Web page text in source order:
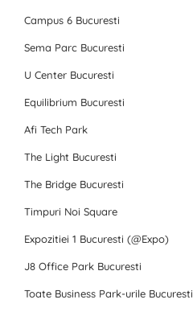
Campus 6 Bucuresti
Sema Parc Bucuresti
U Center Bucuresti
Equilibrium Bucuresti
Afi Tech Park
The Light Bucuresti
The Bridge Bucuresti
Timpuri Noi Square
Expozitiei 1 Bucuresti (@Expo)
J8 Office Park Bucuresti
Toate Business Park-urile Bucuresti